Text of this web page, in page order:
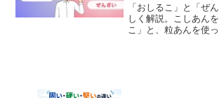
「おしるこ」と「ぜ
しく解説。こしあん
こ」と、粒あんを使